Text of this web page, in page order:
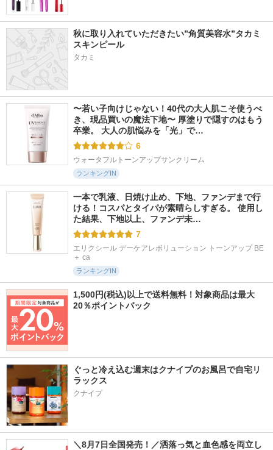
秋に取り入れていただきたい”角質美容水”タカミ
スキンピール
タカミ
〜若い子向けじゃない！40代の大人肌こそ使うべ
き、現品買いの魔法下地〜 厚塗りで隠すのはもう
卒業。 大人の肌悩みを「光」で…
6
ウォータフルトーンアップサンクリーム
ランキングIN
一本で乳液、日焼け止め、下地、ファンデまで行
ける！コスパとタイパが素晴らしすぎる。 使用し
た結果、下地以上、ファンデ未…
7
エリクシール デーケアレボリューション トーンアップ BE
＋ ca
ランキングIN
1,500円(税込)以上で送料無料！対象商品は最大
20％ポイントバック
ぐっと冷え込む週末はクナイプのお風呂で自宅リ
ラックス
クナイプ
＼8月7日全国発売！／洒落っ気と血色感を両立し